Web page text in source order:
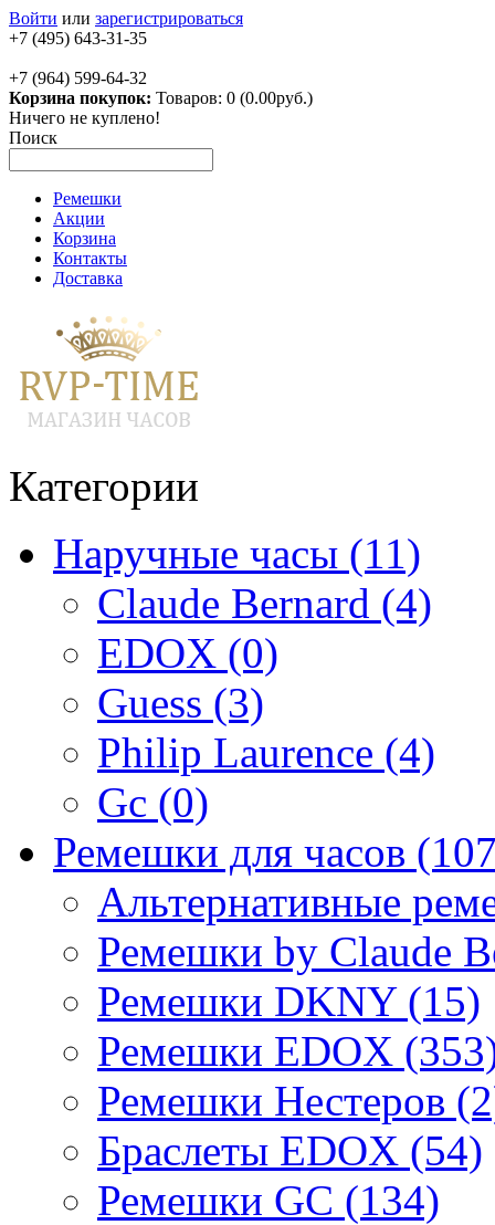
Войти или зарегистрироваться
+7 (495) 643-31-35
+7 (964) 599-64-32
Корзина покупок: Товаров: 0 (0.00руб.)
Ничего не куплено!
Поиск
Ремешки
Акции
Корзина
Контакты
Доставка
Категории
Наручные часы (11)
Claude Bernard (4)
EDOX (0)
Guess (3)
Philip Laurence (4)
Gc (0)
Ремешки для часов
Альтернативные
Ремешки by Claude
Ремешки DKNY (15)
Ремешки EDOX
Ремешки Нестеров
Браслеты EDOX (54)
Ремешки GC (134)